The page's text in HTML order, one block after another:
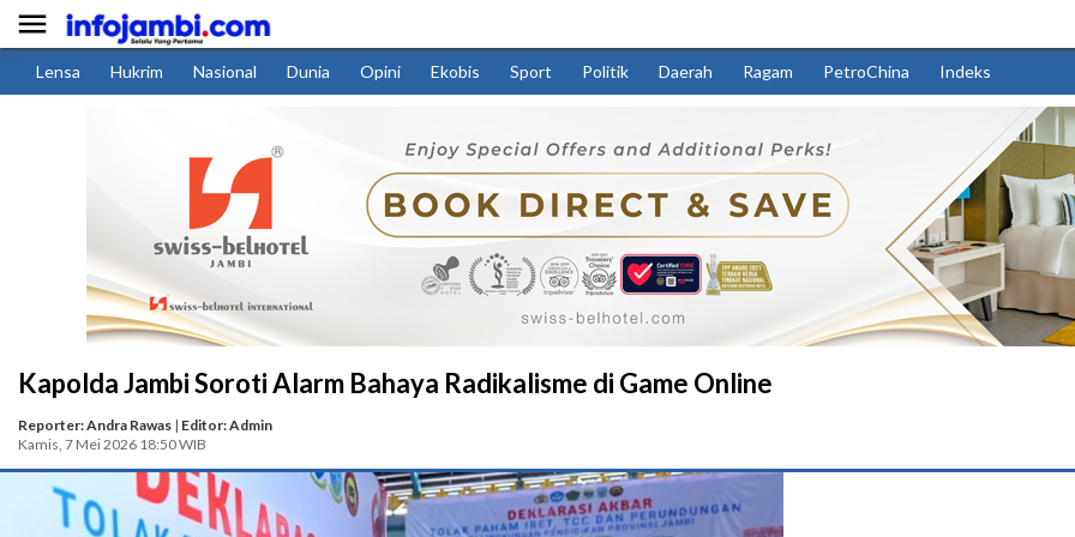

Lensa Hukrim Nasional Dunia Opini Ekobis Sport Politik Daerah Ragam PetroChina Indeks
Kapolda Jambi Soroti Alarm Bahaya Radikalisme di Game Online
Reporter: Andra Rawas | Editor: Admin
Kamis, 7 Mei 2026 18:50 WIB